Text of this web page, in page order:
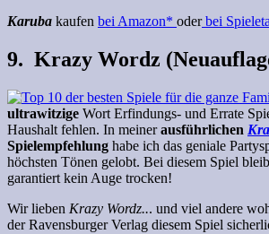
Karuba kaufen bei Amazon* oderbei
9. Krazy Wordz
ultrawitzige Wort Erfindungs- und Errate
Haushalt fehlen. In meinerausführlichen
Spielempfehlung habe ich das geniale
höchsten Tönen gelobt. Bei diesem Spiel
garantiert kein Auge trocken!
Wir lieben Krazy Wordz... und viel andere
der Ravensburger Verlag diesem Spiel